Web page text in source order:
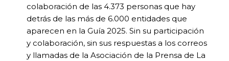
colaboración de las 4.373 personas que hay
detrás de las más de 6.000 entidades que
aparecen en la Guía 2025. Sin su participación
y colaboración, sin sus respuestas a los correos
y llamadas de la Asociación de la Prensa de La